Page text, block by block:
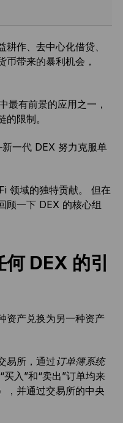
作、去中心化借贷、
币带来的暴利机会，
最有前景的应用之一，
限制。
一代 DEX 努力克服单
领域的独特贡献。 但在
顾一下 DEX 的核心组
DEX 的引
资产兑换为另一种资产
易所，通过订单簿系统
入”和“卖出”订单均来
，并通过交易所的中央